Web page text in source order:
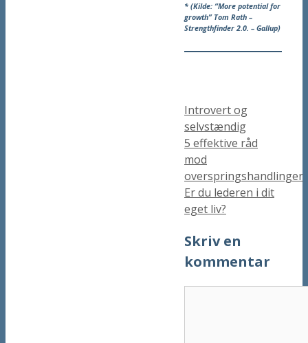
* (Kilde: “More potential for
growth” Tom Rath –
Strengthfinder 2.0. – Gallup)
Kategorier
Introvert og
selvstændig
5 effektive råd
mod
overspringshandlinger
Er du lederen i dit
eget liv?
Skriv en
kommentar